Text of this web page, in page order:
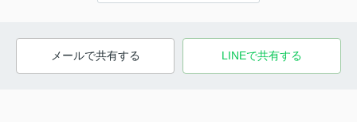
メールで共有する LINEで共有する